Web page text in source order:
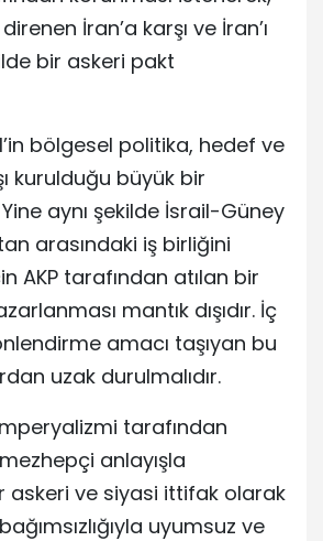
İran’a karşı ve İran’ı
bir askeri pakt
bölgesel politika, hedef ve
kurulduğu büyük bir
aynı şekilde İsrail-Güney
arasındaki iş birliğini
AKP tarafından atılan bir
mantık dışıdır. İç
amacı taşıyan bu
uzak durulmalıdır.
tarafından
anlayışla
askeri ve siyasi ittifak olarak
uyumsuz ve